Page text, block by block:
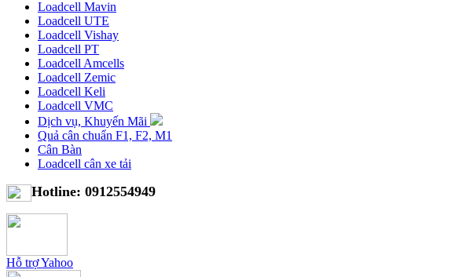
Loadcell Mavin
Loadcell UTE
Loadcell Vishay
Loadcell PT
Loadcell Amcells
Loadcell Zemic
Loadcell Keli
Loadcell VMC
Dịch vụ, Khuyến Mãi
Quả cân chuẩn F1, F2, M1
Cân Bàn
Loadcell cân xe tải
Hotline: 0912554949
Hỗ trợ Yahoo